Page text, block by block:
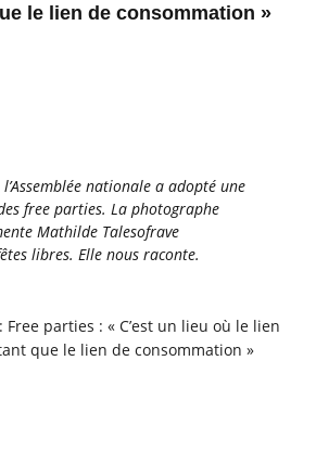
le lien de consommation »
nationale a adopté une
free parties. La photographe
Mathilde Talesofrave
libres. Elle nous raconte.
Free parties : « C’est un lieu où le lien
que le lien de consommation »